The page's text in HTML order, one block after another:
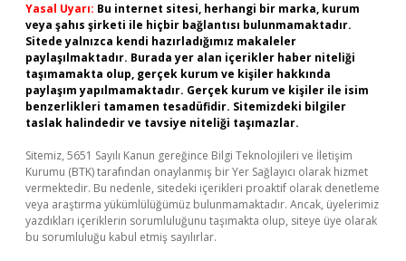
Yasal Uyarı: Bu internet sitesi, herhangi bir marka, kurum
veya şahıs şirketi ile hiçbir bağlantısı bulunmamaktadır.
Sitede yalnızca kendi hazırladığımız makaleler
paylaşılmaktadır. Burada yer alan içerikler haber niteliği
taşımamakta olup, gerçek kurum ve kişiler hakkında
paylaşım yapılmamaktadır. Gerçek kurum ve kişiler ile isim
benzerlikleri tamamen tesadüfidir. Sitemizdeki bilgiler
taslak halindedir ve tavsiye niteliği taşımazlar.
Sitemiz, 5651 Sayılı Kanun gereğince Bilgi Teknolojileri ve İletişim
Kurumu (BTK) tarafından onaylanmış bir Yer Sağlayıcı olarak hizmet
vermektedir. Bu nedenle, sitedeki içerikleri proaktif olarak denetleme
veya araştırma yükümlülüğümüz bulunmamaktadır. Ancak, üyelerimiz
yazdıkları içeriklerin sorumluluğunu taşımakta olup, siteye üye olarak
bu sorumluluğu kabul etmiş sayılırlar.